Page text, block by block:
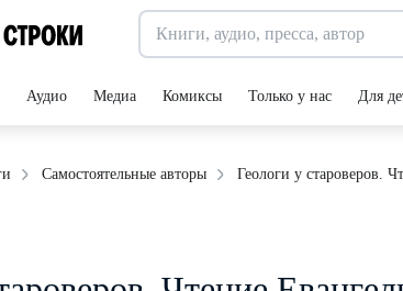
Аудио Медиа Комиксы Только у нас Для
Самостоятельные авторы Геологи у староверов.